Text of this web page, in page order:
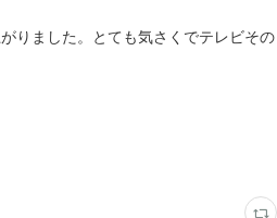
りました。とても気さくでテレビその